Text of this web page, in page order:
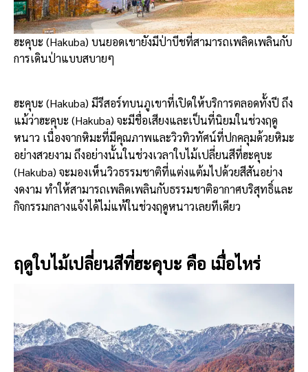
ฮะคุบะ (Hakuba) บนยอดเขายังมีป่าบีชที่สามารถเพลิดเพลินกับ
การเดินป่าแบบสบายๆ
ฮะคุบะ (Hakuba) มีรีสอร์ทบนภูเขาที่เปิดให้บริการตลอดทั้งปี ถึง
แม้ว่าฮะคุบะ (Hakuba) จะมีชื่อเสียงและเป็นที่นิยมในช่วงฤดู
หนาว เนื่องจากหิมะที่มีคุณภาพและวิวทิวทัศน์ที่ปกคลุมด้วยหิมะ
อย่างสวยงาม ถึงอย่างนั้นในช่วงเวลาใบไม้เปลี่ยนสีที่ฮะคุบะ
(Hakuba) จะมองเห็นวิวธรรมชาติที่แต่งแต้มไปด้วยสีสันอย่าง
งดงาม ทำให้สามารถเพลิดเพลินกับธรรมชาติอากาศบริสุทธิ์และ
กิจกรรมกลางแจ้งได้ไม่แพ้ในช่วงฤดูหนาวเลยทีเดียว
ฤดูใบไม้เปลี่ยนสีที่ฮะคุบะ คือ เมื่อไหร่